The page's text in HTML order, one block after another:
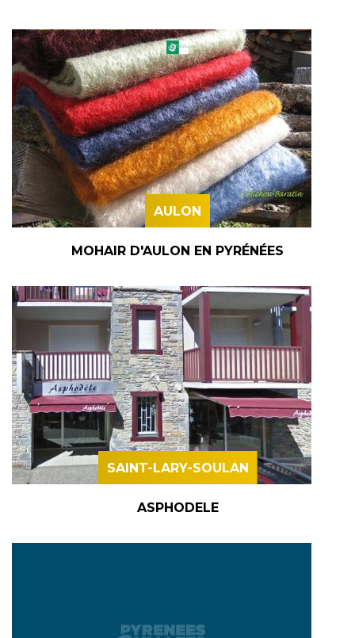
AULON
MOHAIR D'AULON EN PYRÉNÉES
SAINT-LARY-SOULAN
ASPHODELE